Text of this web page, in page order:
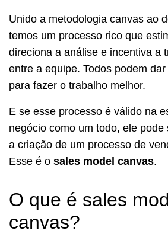
Unido a metodologia canvas ao
temos um processo rico que
direciona a análise e incentiva a
entre a equipe. Todos podem
para fazer o trabalho melhor.
E se esse processo é válido na
negócio como um todo, ele
a criação de um processo de
Esse é o sales model canvas.
O que é sales
canvas?